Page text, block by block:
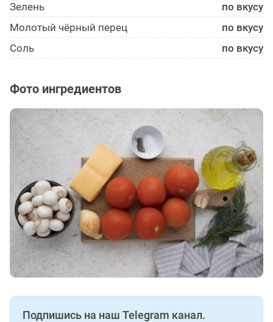
Зелень
по вкусу
Молотый чёрный перец
по вкусу
Соль
по вкусу
Фото ингредиентов
Подпишись на наш Telegram канал.